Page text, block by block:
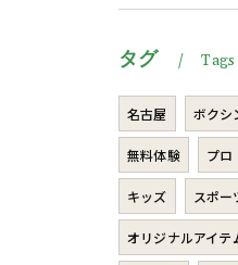
タグ Tags
名古屋 ボクシ
無料体験 プロ
キッズ スポー
オリジナルアイテ